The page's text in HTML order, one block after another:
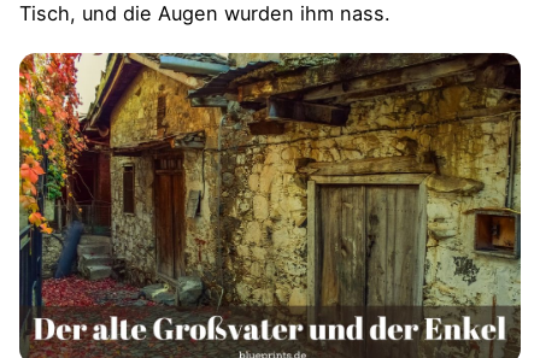
Tisch, und die Augen wurden ihm nass.